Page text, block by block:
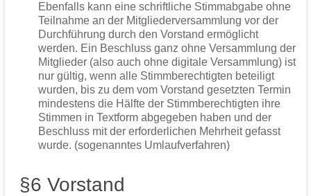
Ebenfalls kann eine schriftliche Stimmabgabe ohne
Teilnahme an der Mitgliederversammlung vor der
Durchführung durch den Vorstand ermöglicht
werden. Ein Beschluss ganz ohne Versammlung der
Mitglieder (also auch ohne digitale Versammlung) ist
nur gültig, wenn alle Stimmberechtigten beteiligt
wurden, bis zu dem vom Vorstand gesetzten Termin
mindestens die Hälfte der Stimmberechtigten ihre
Stimmen in Textform abgegeben haben und der
Beschluss mit der erforderlichen Mehrheit gefasst
wurde. (sogenanntes Umlaufverfahren)
§6 Vorstand